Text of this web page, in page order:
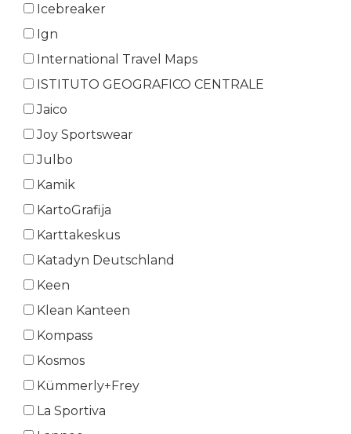
Icebreaker
Ign
International Travel Maps
ISTITUTO GEOGRAFICO CENTRALE
Jaico
Joy Sportswear
Julbo
Kamik
KartoGrafija
Karttakeskus
Katadyn Deutschland
Keen
Klean Kanteen
Kompass
Kosmos
Kümmerly+Frey
La Sportiva